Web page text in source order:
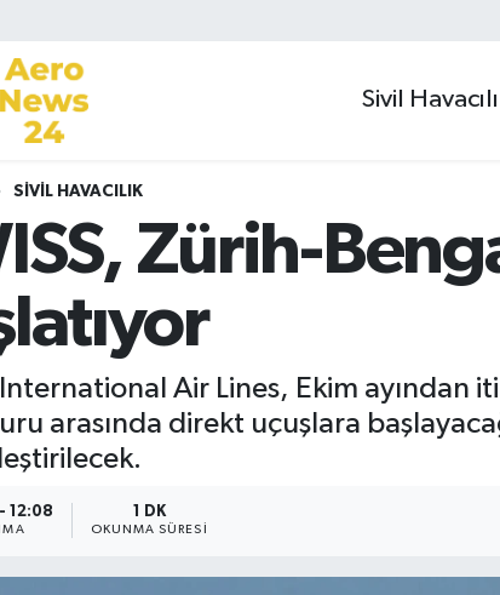
Sivil
SIVIL HAVACILIK
Zürih-
Air Lines, Ekim ayından
arasında direkt uçuşlara
12:08 1 DK
OKUNMA SÜRESI